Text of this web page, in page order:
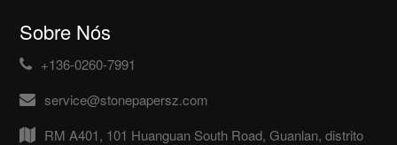
Sobre Nós
+136-0260-7991
service@stonepapersz.com
RM A401, 101 Huanguan South Road, Guanlan, distrito